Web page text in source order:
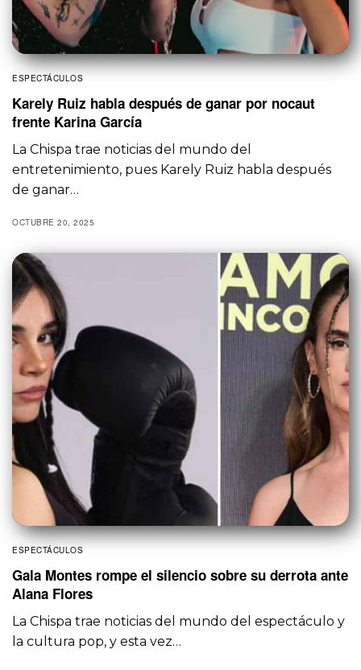
ESPECTÁCULOS
Karely Ruiz habla después de ganar por nocaut
frente Karina García
La Chispa trae noticias del mundo del
entretenimiento, pues Karely Ruiz habla después
de ganar…
OCTUBRE 20, 2025
ESPECTÁCULOS
Gala Montes rompe el silencio sobre su derrota ante
Alana Flores
La Chispa trae noticias del mundo del espectáculo y
la cultura pop, y esta vez…